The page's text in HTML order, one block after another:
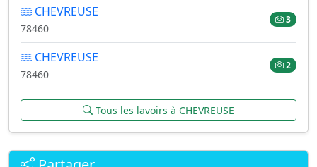
CHEVREUSE
78460
3
CHEVREUSE
78460
2
Tous les lavoirs à CHEVREUSE